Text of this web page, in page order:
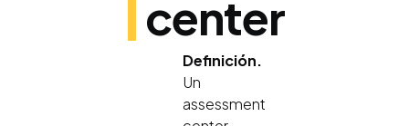
center
Definición.
Un
assessment